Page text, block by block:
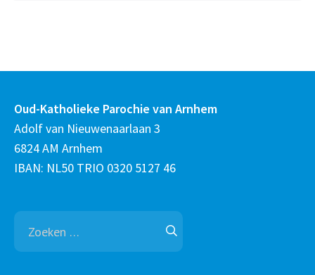
Oud-Katholieke Parochie van Arnhem
Adolf van Nieuwenaarlaan 3
6824 AM Arnhem
IBAN: NL50 TRIO 0320 5127 46
Zoeken
naar: